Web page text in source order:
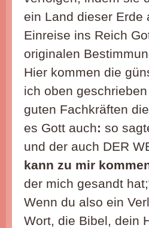
ein Land dieser Erde
Einreise ins Reich
originalen
Hier kommen die
ich oben
guten Fachkräften
es Gott auch: so
und der auch DER
kann zu mir
der mich gesandt
Wenn du also ein
Wort, die Bibel, dein